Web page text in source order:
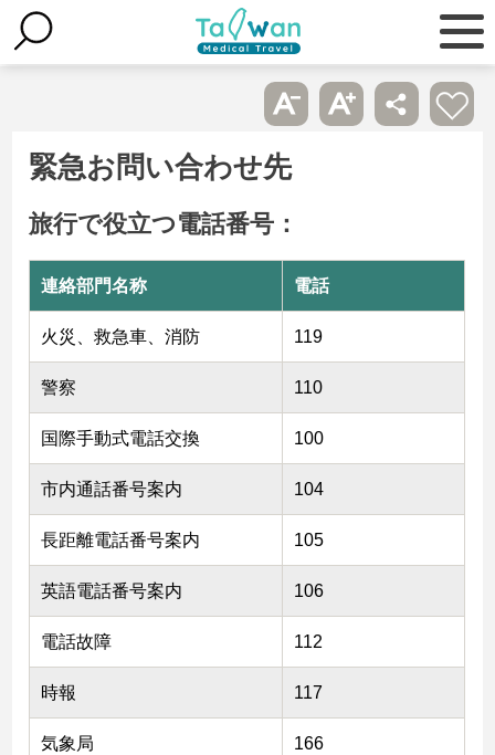
緊急お問い合わせ先
旅行で役立つ電話番号：
連絡部門名称 電話
火災、救急車、消防 119
警察 110
国際手動式電話交換 100
市内通話番号案内 104
長距離電話番号案内 105
英語電話番号案内 106
電話故障 112
時報 117
気象局 166